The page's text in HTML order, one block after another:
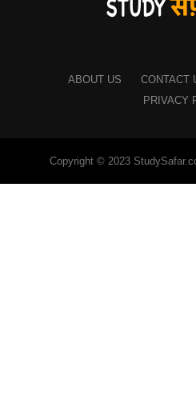
ABOUT US CONTACT
PRIVACY
Copyright © 2023